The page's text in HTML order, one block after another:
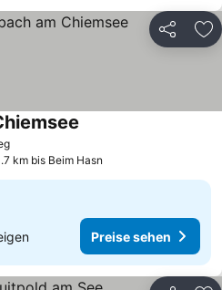
Teilen
km bis Beim Hasn
Preise sehen